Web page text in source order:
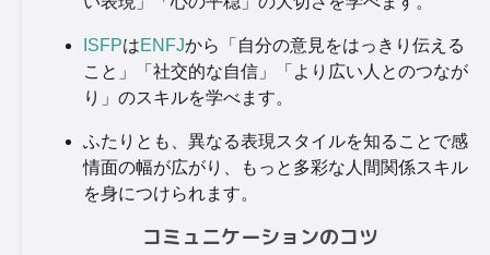
ISFPはENFJから「自分の意見をはっきり伝える
こと」「社交的な自信」「より広い人とのつなが
り」のスキルを学べます。
ふたりとも、異なる表現スタイルを知ることで感
情面の幅が広がり、もっと多彩な人間関係スキル
を身につけられます。
コミュニケーションのコツ